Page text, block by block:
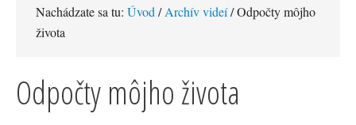
Nachádzate sa tu: Úvod /Archív videí/ Odpočty môjho
života
Odpočty môjho života